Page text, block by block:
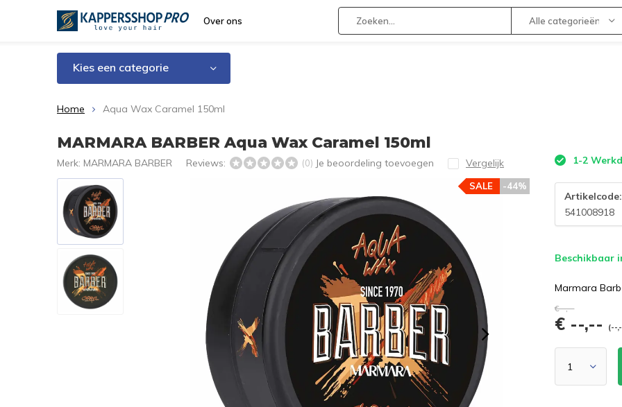
Over ons Alle categorieën
Kies een categorie
Home Aqua Wax Caramel 150ml
MARMARA BARBER Aqua Wax Caramel 150ml
Merk: MARMARA BARBER Reviews: (0) Je beoordeling toevoegen Vergelijk
-44%
SALE
1-2
Artikelcode:
541008918
Beschikbaar
Marmara
€--,--
€ --,-- (--